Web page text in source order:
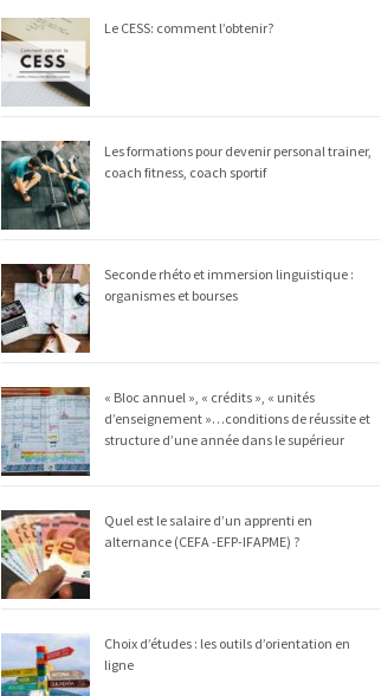
Le CESS: comment l’obtenir?
Les formations pour devenir personal trainer,
coach fitness, coach sportif
Seconde rhéto et immersion linguistique :
organismes et bourses
« Bloc annuel », « crédits », « unités
d’enseignement »…conditions de réussite et
structure d’une année dans le supérieur
Quel est le salaire d’un apprenti en
alternance (CEFA -EFP-IFAPME) ?
Choix d’études : les outils d’orientation en
ligne